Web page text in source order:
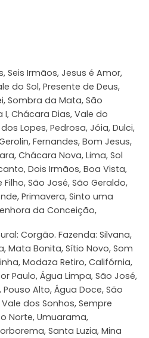
Seis Irmãos, Jesus é Amor,
do Sol, Presente de Deus,
Sombra da Mata, São
I, Chácara Dias, Vale do
Lopes, Pedrosa, Jóia, Dulci,
Fernandes, Bom Jesus,
Chácara Nova, Lima, Sol
Dois Irmãos, Boa Vista,
São José, São Geraldo,
Primavera, Sinto uma
da Conceição,
Corgão. Fazenda: Silvana,
Mata Bonita, Sítio Novo, Som
Modaza Retiro, Califórnia,
Paulo, Água Limpa, São José,
Alto, Água Doce, São
dos Sonhos, Sempre
Norte, Umuarama,
Santa Luzia, Mina